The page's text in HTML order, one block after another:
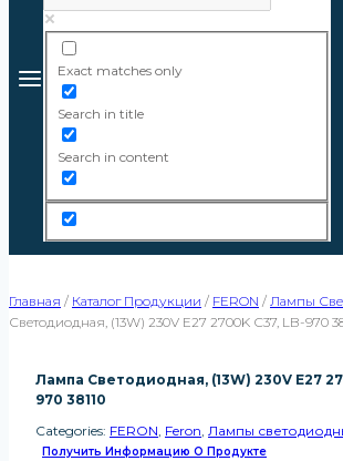
Exact matches only
Search in title
Search in content
Главная / Каталог Продукции / FERON / Лампы
Светодиодная, (13W) 230V E27 2700K С37, LB-970
Лампа Светодиодная, (13W) 230V E27
970 38110
Categories: FERON, Feron, Лампы
Получить Информацию О Продукте